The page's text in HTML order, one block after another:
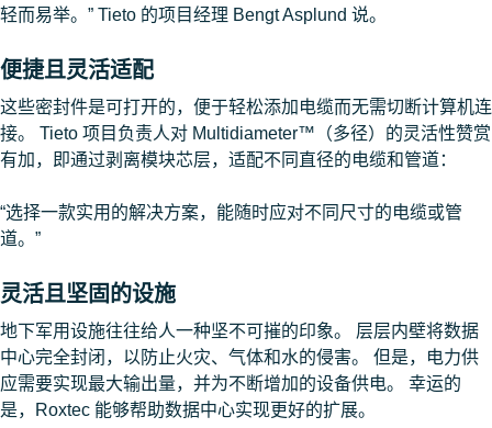
轻而易举。” Tieto 的项目经理 Bengt Asplund 说。
便捷且灵活适配
这些密封件是可打开的，便于轻松添加电缆而无需切断计算机连
接。 Tieto 项目负责人对 Multidiameter™（多径）的灵活性赞赏
有加，即通过剥离模块芯层，适配不同直径的电缆和管道：
“选择一款实用的解决方案，能随时应对不同尺寸的电缆或管
道。”
灵活且坚固的设施
地下军用设施往往给人一种坚不可摧的印象。 层层内壁将数据
中心完全封闭，以防止火灾、气体和水的侵害。 但是，电力供
应需要实现最大输出量，并为不断增加的设备供电。 幸运的
是，Roxtec 能够帮助数据中心实现更好的扩展。